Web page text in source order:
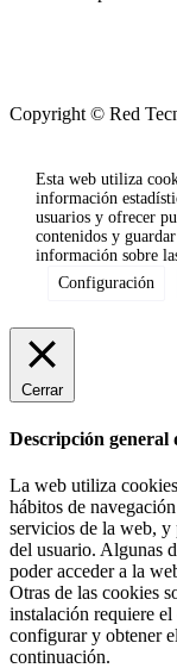
Copyright © Red
Esta web utiliza
información
usuarios y ofrecer
contenidos y
información sobre
Configuración
Cerrar
Descripción general
La web utiliza
hábitos de
servicios de la web, y
del usuario. Algunas
poder acceder a la
Otras de las cookies
instalación requiere
configurar y obtener
continuación.